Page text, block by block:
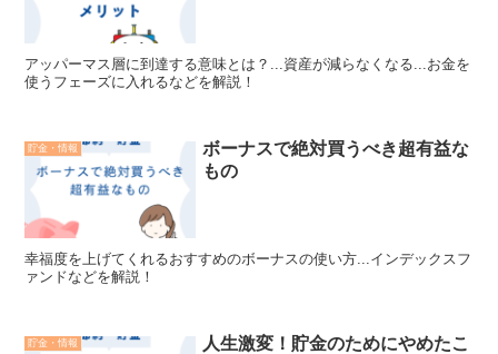
アッパーマス層に到達する意味とは？...資産が減らなくなる...お金を
使うフェーズに入れるなどを解説！
貯金・情報
ボーナスで絶対買うべき超有益な
もの
幸福度を上げてくれるおすすめのボーナスの使い方...インデックスフ
ァンドなどを解説！
貯金・情報
人生激変！貯金のためにやめたこ